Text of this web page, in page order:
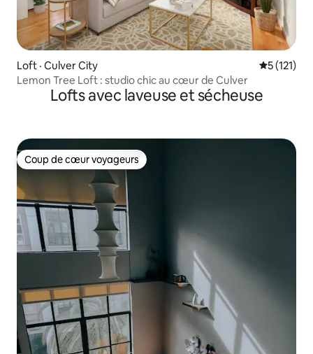
Loft · Culver City Note
5 (121)
Lemon Tree Loft : studio chic au cœur de Culver
Lofts avec laveuse et sécheuse
Coup de cœur voyageurs
Coup de cœur voyageurs